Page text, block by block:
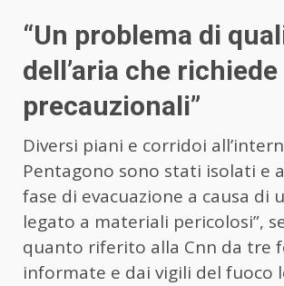
“Un problema di
dell’aria che
precauzionali”
Diversi piani e corridoi
Pentagono sono stati isolati e
fase di evacuazione a causa di
legato a materiali pericolosi”,
quanto riferito alla Cnn da tre
informate e dai vigili del fuoco